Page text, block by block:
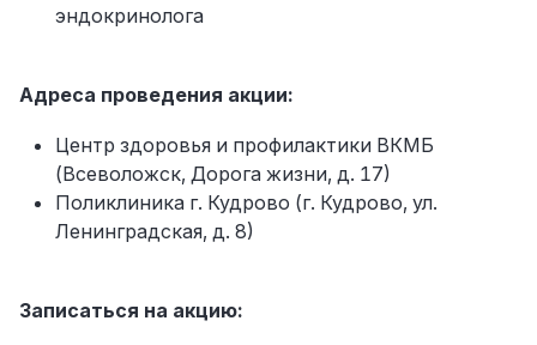
эндокринолога
Адреса проведения акции:
Центр здоровья и профилактики ВКМБ
(Всеволожск, Дорога жизни, д. 17)
Поликлиника г. Кудрово (г. Кудрово, ул.
Ленинградская, д. 8)
Записаться на акцию: